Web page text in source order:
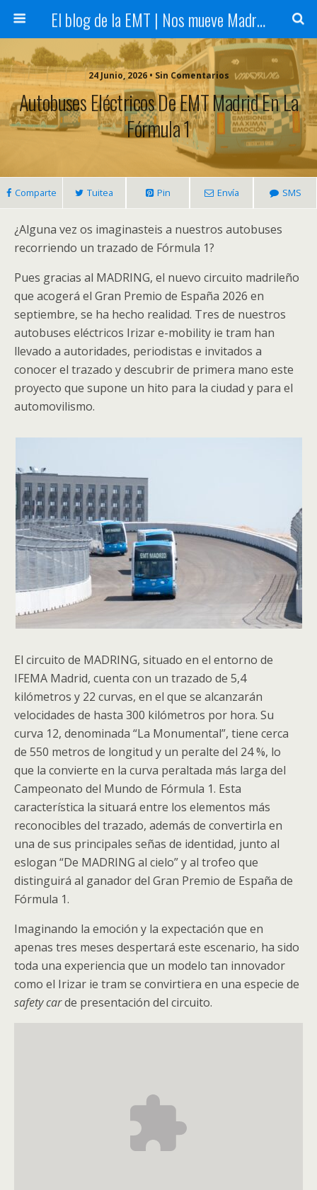
El blog de la EMT | Nos mueve Madrid
24 Junio, 2026 • Sin Comentarios
Autobuses Eléctricos De EMT Madrid En La
Fórmula 1
Comparte Tuitea Pin Envía SMS
¿Alguna vez os imaginasteis a nuestros autobuses
recorriendo un trazado de Fórmula 1?
Pues gracias al MADRING, el nuevo circuito madrileño
que acogerá el Gran Premio de España 2026 en
septiembre, se ha hecho realidad. Tres de nuestros
autobuses eléctricos Irizar e-mobility ie tram han
llevado a autoridades, periodistas e invitados a
conocer el trazado y descubrir de primera mano este
proyecto que supone un hito para la ciudad y para el
automovilismo.
El circuito de MADRING, situado en el entorno de
IFEMA Madrid, cuenta con un trazado de 5,4
kilómetros y 22 curvas, en el que se alcanzarán
velocidades de hasta 300 kilómetros por hora. Su
curva 12, denominada “La Monumental”, tiene cerca
de 550 metros de longitud y un peralte del 24 %, lo
que la convierte en la curva peraltada más larga del
Campeonato del Mundo de Fórmula 1. Esta
característica la situará entre los elementos más
reconocibles del trazado, además de convertirla en
una de sus principales señas de identidad, junto al
eslogan “De MADRING al cielo” y al trofeo que
distinguirá al ganador del Gran Premio de España de
Fórmula 1.
Imaginando la emoción y la expectación que en
apenas tres meses despertará este escenario, ha sido
toda una experiencia que un modelo tan innovador
como el Irizar ie tram se convirtiera en una especie de
safety carde presentación del circuito.